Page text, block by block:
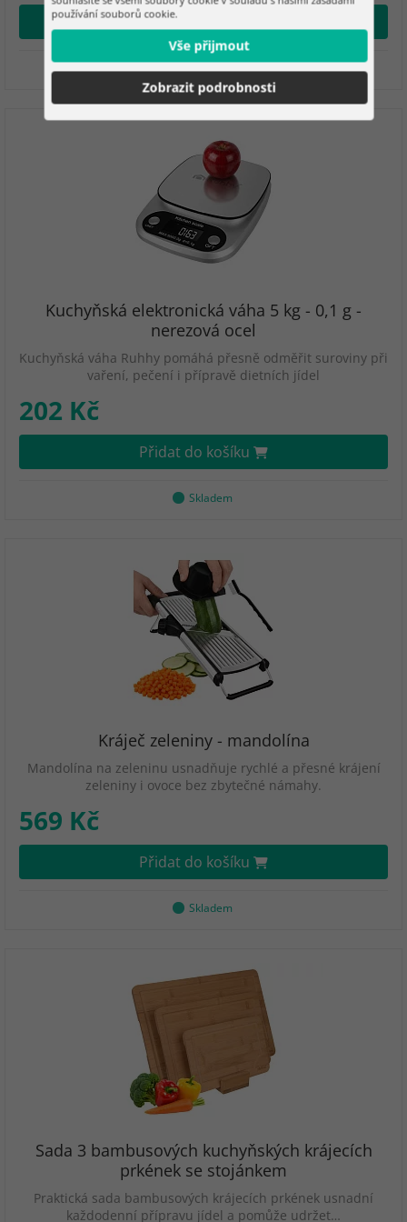
Přidat do košíku
Skladem
Kuchyňská elektronická váha 5 kg - 0,1 g -
nerezová ocel
Kuchyňská váha Ruhhy pomáhá přesně odměřit suroviny při
vaření, pečení i přípravě dietních jídel
202 Kč
Přidat do košíku
Skladem
Kráječ zeleniny - mandolína
Mandolína na zeleninu usnadňuje rychlé a přesné krájení
zeleniny i ovoce bez zbytečné námahy.
569 Kč
Přidat do košíku
Skladem
Sada 3 bambusových kuchyňských krájecích
prkének se stojánkem
Praktická sada bambusových krájecích prkének usnadní
každodenní přípravu jídel a pomůže udržet…
používání souborů cookie.
Vše přijmout
Zobrazit podrobnosti